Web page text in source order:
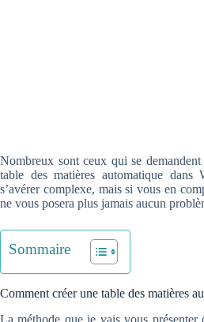
Nombreux sont ceux qui se
table des matières automatique dans
s’avérer complexe, mais si vous en
ne vous posera plus jamais aucun
Sommaire
Comment créer une table des matières
La méthode que je vais vous présenter